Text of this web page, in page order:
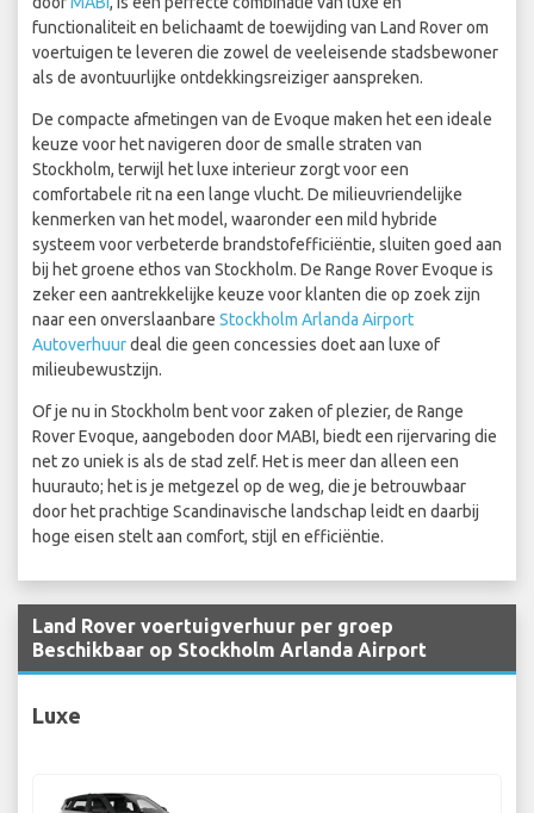
functionaliteit en belichaamt de toewijding van Land Rover om
voertuigen te leveren die zowel de veeleisende stadsbewoner
als de avontuurlijke ontdekkingsreiziger aanspreken.
De compacte afmetingen van de Evoque maken het een ideale
keuze voor het navigeren door de smalle straten van
Stockholm, terwijl het luxe interieur zorgt voor een
comfortabele rit na een lange vlucht. De milieuvriendelijke
kenmerken van het model, waaronder een mild hybride
systeem voor verbeterde brandstofefficiëntie, sluiten goed aan
bij het groene ethos van Stockholm. De Range Rover Evoque is
zeker een aantrekkelijke keuze voor klanten die op zoek zijn
naar een onverslaanbare Stockholm Arlanda Airport
Autoverhuurdeal die geen concessies doet aan luxe of
milieubewustzijn.
Of je nu in Stockholm bent voor zaken of plezier, de Range
Rover Evoque, aangeboden door MABI, biedt een rijervaring die
net zo uniek is als de stad zelf. Het is meer dan alleen een
huurauto; het is je metgezel op de weg, die je betrouwbaar
door het prachtige Scandinavische landschap leidt en daarbij
hoge eisen stelt aan comfort, stijl en efficiëntie.
Land Rover voertuigverhuur per groep
Beschikbaar op Stockholm Arlanda Airport
Luxe